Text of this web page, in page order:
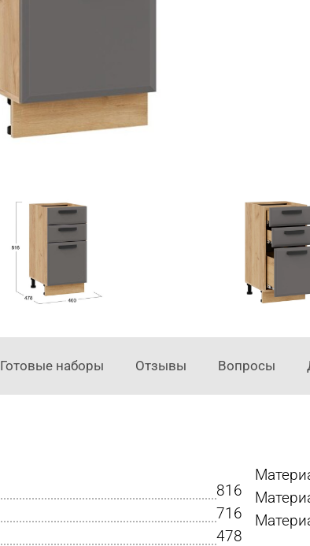
Готовые наборы Отзывы Вопросы
816
716
478